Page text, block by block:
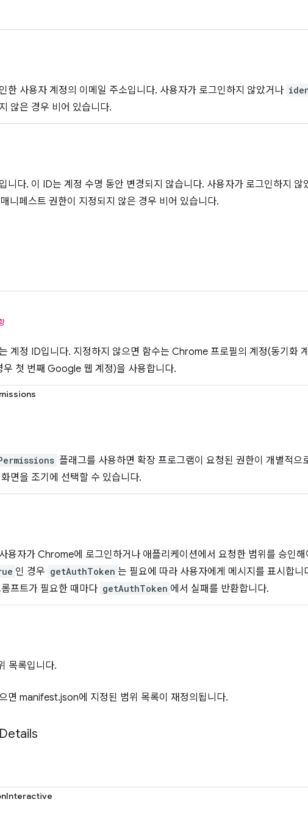
한 사용자 계정의 이메일 주소입니다. 사용자가 로그인하지 않았거나
않은 경우 비어 있습니다.
니다. 이 ID는 계정 수명 동안 변경되지 않습니다. 사용자가 로그인하지 않
매니페스트 권한이 지정되지 않은 경우 비어 있습니다.
계정 ID입니다. 지정하지 않으면 함수는 Chrome 프로필의 계정(동기화
우 첫 번째 Google 웹 계정)을 사용합니다.
플래그를 사용하면 확장 프로그램이 요청된 권한이 개별적으
면을 조기에 선택할 수 있습니다.
용자가 Chrome에 로그인하거나 애플리케이션에서 요청한 범위를 승인
인 경우 getAuthToken 는 필요에 따라 사용자에게 메시지를 표시합니
프트가 필요한 때마다 getAuthToken 에서 실패를 반환합니다.
목록입니다.
면 manifest.json에 지정된 범위 목록이 재정의됩니다.
Details